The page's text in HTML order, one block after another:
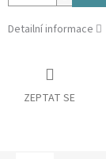
Detailní informace
ZEPTAT SE